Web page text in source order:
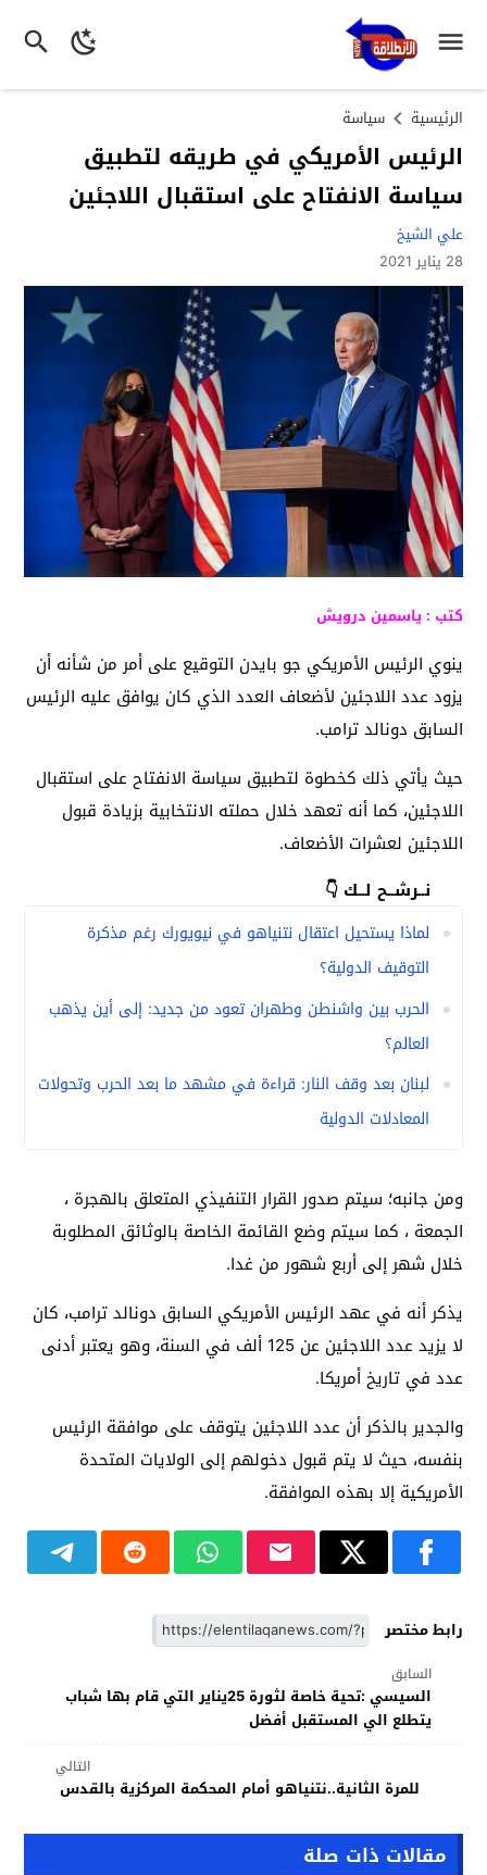
الرئيسية سياسة
الرئيس الأمريكي في طريقه لتطبيق
سياسة الانفتاح على استقبال اللاجئين
علي الشيخ
28 يناير 2021
كتب : ياسمين درويش
ينوي الرئيس الأمريكي جو بايدن التوقيع على أمر من شأنه أن
يزود عدد اللاجئين لأضعاف العدد الذي كان يوافق عليه الرئيس
السابق دونالد ترامب.
حيث يأتي ذلك كخطوة لتطبيق سياسة الانفتاح على استقبال
اللاجئين، كما أنه تعهد خلال حملته الانتخابية بزيادة قبول
اللاجئين لعشرات الأضعاف.
نــرشــح لــك 👇
لماذا يستحيل اعتقال نتنياهو في نيويورك رغم مذكرة
التوقيف الدولية؟
الحرب بين واشنطن وطهران تعود من جديد: إلى أين يذهب
العالم؟
لبنان بعد وقف النار: قراءة في مشهد ما بعد الحرب وتحولات
المعادلات الدولية
ومن جانبه؛ سيتم صدور القرار التنفيذي المتعلق بالهجرة ،
الجمعة ، كما سيتم وضع القائمة الخاصة بالوثائق المطلوبة
خلال شهر إلى أربع شهور من غدا.
يذكر أنه في عهد الرئيس الأمريكي السابق دونالد ترامب، كان
لا يزيد عدد اللاجئين عن 125 ألف في السنة، وهو يعتبر أدنى
عدد في تاريخ أمريكا.
والجدير بالذكر أن عدد اللاجئين يتوقف على موافقة الرئيس
بنفسه، حيث لا يتم قبول دخولهم إلى الولايات المتحدة
الأمريكية إلا بهذه الموافقة.
رابط مختصر
السابق
السيسي :تحية خاصة لثورة 25يناير التي قام بها شباب
يتطلع الي المستقبل أفضل
التالي
للمرة الثانية..نتنياهو أمام المحكمة المركزية بالقدس
مقالات ذات صلة